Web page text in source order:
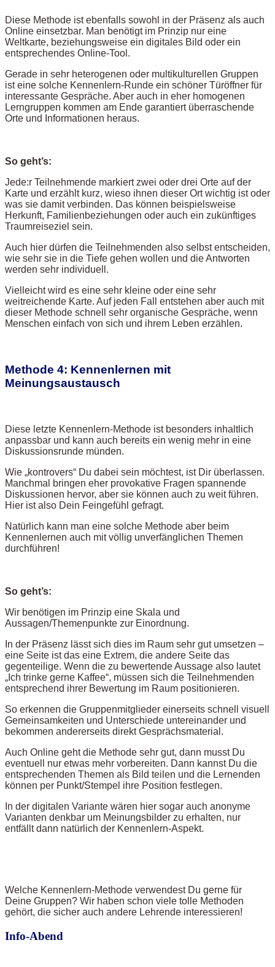
Diese Methode ist ebenfalls sowohl in der Präsenz als auch
Online einsetzbar. Man benötigt im Prinzip nur eine
Weltkarte, beziehungsweise ein digitales Bild oder ein
entsprechendes Online-Tool.
Gerade in sehr heterogenen oder multikulturellen Gruppen
ist eine solche Kennenlern-Runde ein schöner Türöffner für
interessante Gespräche. Aber auch in eher homogenen
Lerngruppen kommen am Ende garantiert überraschende
Orte und Informationen heraus.
So geht’s:
Jede:r Teilnehmende markiert zwei oder drei Orte auf der
Karte und erzählt kurz, wieso ihnen dieser Ort wichtig ist oder
was sie damit verbinden. Das können beispielsweise
Herkunft, Familienbeziehungen oder auch ein zukünftiges
Traumreiseziel sein.
Auch hier dürfen die Teilnehmenden also selbst entscheiden,
wie sehr sie in die Tiefe gehen wollen und die Antworten
werden sehr individuell.
Vielleicht wird es eine sehr kleine oder eine sehr
weitreichende Karte. Auf jeden Fall entstehen aber auch mit
dieser Methode schnell sehr organische Gespräche, wenn
Menschen einfach von sich und ihrem Leben erzählen.
Methode 4: Kennenlernen mit
Meinungsaustausch
Diese letzte Kennenlern-Methode ist besonders inhaltlich
anpassbar und kann auch bereits ein wenig mehr in eine
Diskussionsrunde münden.
Wie „kontrovers“ Du dabei sein möchtest, ist Dir überlassen.
Manchmal bringen eher provokative Fragen spannende
Diskussionen hervor, aber sie können auch zu weit führen.
Hier ist also Dein Feingefühl gefragt.
Natürlich kann man eine solche Methode aber beim
Kennenlernen auch mit völlig unverfänglichen Themen
durchführen!
So geht’s:
Wir benötigen im Prinzip eine Skala und
Aussagen/Themenpunkte zur Einordnung.
In der Präsenz lässt sich dies im Raum sehr gut umsetzen –
eine Seite ist das eine Extrem, die andere Seite das
gegenteilige. Wenn die zu bewertende Aussage also lautet
„Ich trinke gerne Kaffee“, müssen sich die Teilnehmenden
entsprechend ihrer Bewertung im Raum positionieren.
So erkennen die Gruppenmitglieder einerseits schnell visuell
Gemeinsamkeiten und Unterschiede untereinander und
bekommen andererseits direkt Gesprächsmaterial.
Auch Online geht die Methode sehr gut, dann musst Du
eventuell nur etwas mehr vorbereiten. Dann kannst Du die
entsprechenden Themen als Bild teilen und die Lernenden
können per Punkt/Stempel ihre Position festlegen.
In der digitalen Variante wären hier sogar auch anonyme
Varianten denkbar um Meinungsbilder zu erhalten, nur
entfällt dann natürlich der Kennenlern-Aspekt.
Welche Kennenlern-Methode verwendest Du gerne für
Deine Gruppen? Wir haben schon viele tolle Methoden
gehört, die sicher auch andere Lehrende interessieren!
Info-Abend